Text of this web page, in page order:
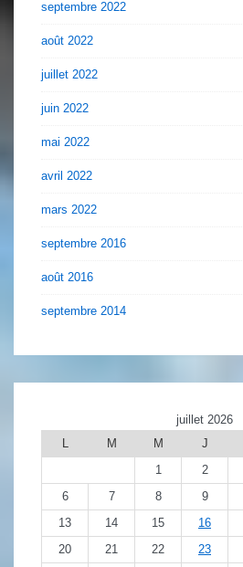
septembre 2022
août 2022
juillet 2022
juin 2022
mai 2022
avril 2022
mars 2022
septembre 2016
août 2016
septembre 2014
juillet 2026
L
M M J
1
2
6
7 8 9
13
14 15 16
20
21 22 23